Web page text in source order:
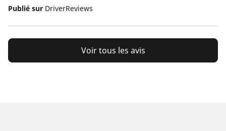
Publié sur DriverReviews
Voir tous les avis